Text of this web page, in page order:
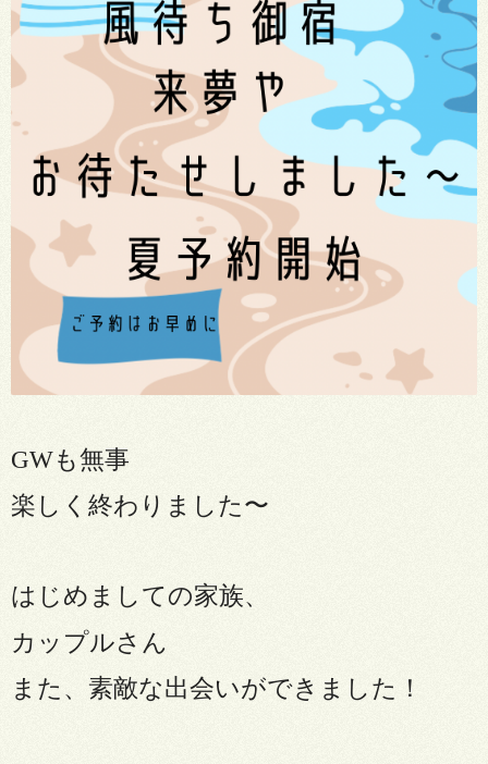
GWも無事
楽しく終わりました〜
はじめましての家族、
カップルさん
また、素敵な出会いができました！